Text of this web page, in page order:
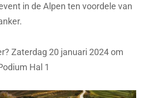
in de Alpen ten voordele van
Zaterdag 20 januari 2024 om
Hal 1